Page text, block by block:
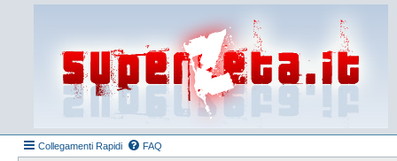
Collegamenti Rapidi FAQ